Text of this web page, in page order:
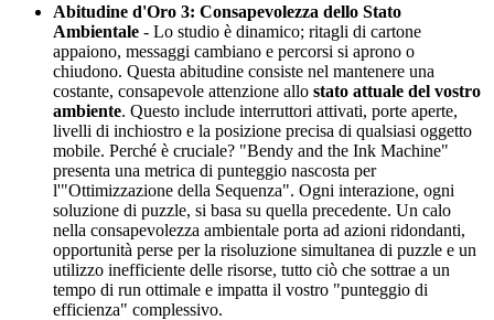
Abitudine d'Oro 3: Consapevolezza dello Stato
Ambientale - Lo studio è dinamico; ritagli di cartone
appaiono, messaggi cambiano e percorsi si aprono o
chiudono. Questa abitudine consiste nel mantenere una
costante, consapevole attenzione allo stato attuale del vostro
ambiente. Questo include interruttori attivati, porte aperte,
livelli di inchiostro e la posizione precisa di qualsiasi oggetto
mobile. Perché è cruciale? "Bendy and the Ink Machine"
presenta una metrica di punteggio nascosta per
l'"Ottimizzazione della Sequenza". Ogni interazione, ogni
soluzione di puzzle, si basa su quella precedente. Un calo
nella consapevolezza ambientale porta ad azioni ridondanti,
opportunità perse per la risoluzione simultanea di puzzle e un
utilizzo inefficiente delle risorse, tutto ciò che sottrae a un
tempo di run ottimale e impatta il vostro "punteggio di
efficienza" complessivo.